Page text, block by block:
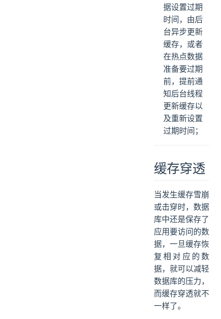
据设置过期
时间，由后
台异步更新
缓存，或者
在热点数据
准备要过期
前，提前通
知后台线程
更新缓存以
及重新设置
过期时间；
缓存穿透
当发生缓存雪崩
或击穿时，数据
库中还是保存了
应用要访问的数
据，一旦缓存恢
复相对应的数
据，就可以减轻
数据库的压力，
而缓存穿透就不
一样了。